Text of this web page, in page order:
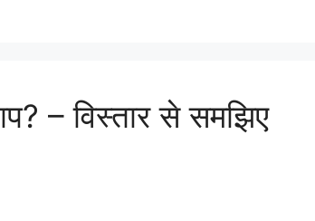
– विस्तार से समझिए